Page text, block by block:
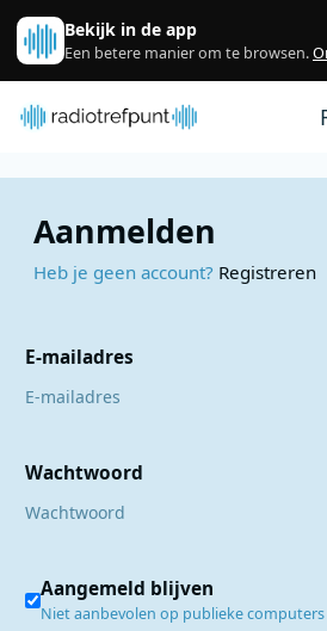
Spring naar bijdragen
Bekijk in de app
Een betere manier om te browsen.
Aanmelden
Heb je geen account? Registreren
E-mailadres
Wachtwoord
Aangemeld blijven
Niet aanbevolen op publieke computers